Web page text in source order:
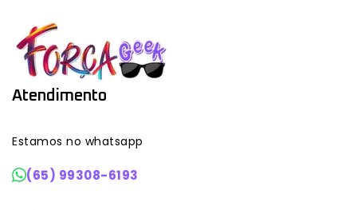
Atendimento
Estamos no whatsapp
(65) 99308-6193